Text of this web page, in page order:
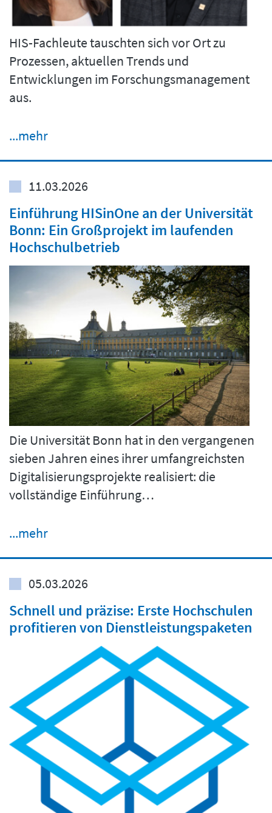
HIS-Fachleute tauschten sich vor Ort zu
Prozessen, aktuellen Trends und
Entwicklungen im Forschungsmanagement
aus.
...mehr
11.03.2026
Einführung HISinOne an der Universität
Bonn: Ein Großprojekt im laufenden
Hochschulbetrieb
Die Universität Bonn hat in den vergangenen
sieben Jahren eines ihrer umfangreichsten
Digitalisierungsprojekte realisiert: die
vollständige Einführung…
...mehr
05.03.2026
Schnell und präzise: Erste Hochschulen
profitieren von Dienstleistungspaketen